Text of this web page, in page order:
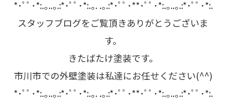
*･ﾟﾟ･*:.｡..｡.:*･ﾟﾟ･*:.｡. .｡.:*･ﾟﾟ･**･ﾟﾟ･*:.｡..｡.:*･ﾟﾟ･*:.
スタッフブログをご覧頂きありがとうございま
す。
きたばたけ塗装です。
市川市での外壁塗装は私達にお任せください(^^)
*･ﾟﾟ･*:.｡..｡.:*･ﾟﾟ･*:.｡. .｡.:*･ﾟﾟ･**･ﾟﾟ･*:.｡..｡.:*･ﾟﾟ･*:.